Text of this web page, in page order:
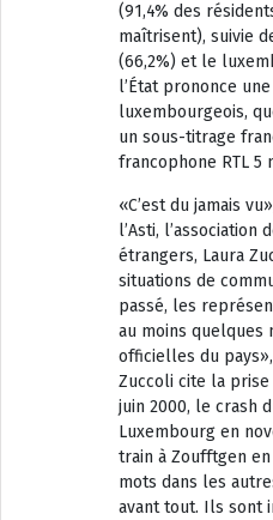
(91,4% des
maîtrisent), suivie
(66,2%) et le
l’État prononce
luxembourgeois,
un sous-titrage
francophone RTL 5
«C’est du jamais
l’Asti,
étrangers, Laura
situations de
passé, les
au moins quelques
officielles du
Zuccoli cite la prise
juin 2000, le crash
Luxembourg en
train à Zoufftgen
mots dans les
avant tout. Ils sont